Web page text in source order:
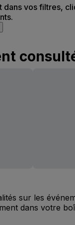
dans vos filtres,
sur les
dans votre